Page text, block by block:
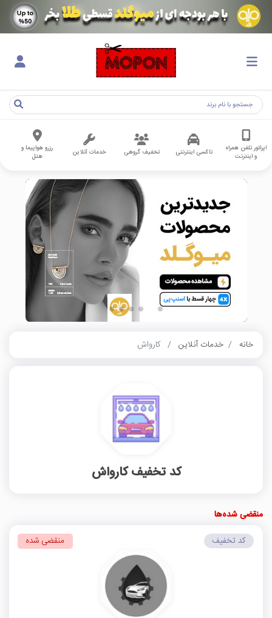
اپراتور تلفن همراه
و اینترنت
تاکسی اینترنتی تخفیف گروهی خدمات آنلاین
رزرو هواپیما و
هتل
خانه خدمات آنلاین کارواش
کد تخفیف کارواش
منقضی شده‌ها
کد تخفیف منقضی شده